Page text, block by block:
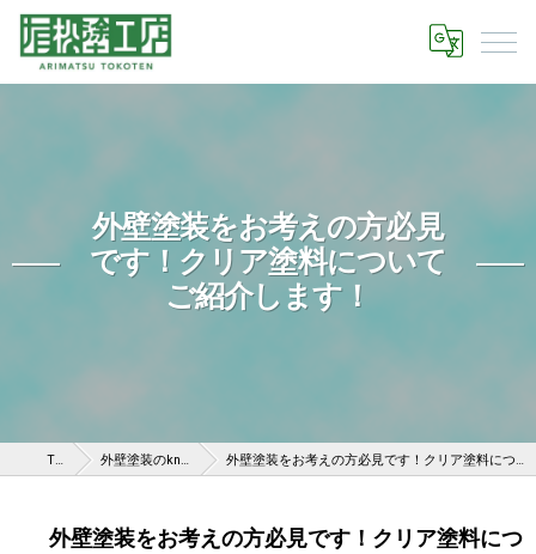
外壁塗装をお考えの方必見
です！クリア塗料について
ご紹介します！
TOP 外壁塗装のknow-how 外壁塗装をお考えの方必見です！クリア塗料についてご紹介します！
外壁塗装をお考えの方必見です！クリア塗料につ